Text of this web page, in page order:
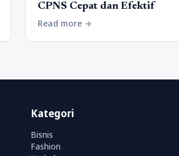
CPNS Cepat dan Efektif
Read more arrow_forward
Kategori
Bisnis
Fashion